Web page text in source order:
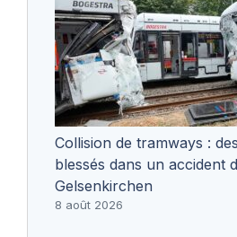
Collision de tramways :
blessés dans un accident
Gelsenkirchen
8 août 2026